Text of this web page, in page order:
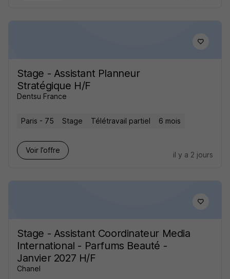
Stage - Assistant Planneur
Stratégique H/F
Dentsu France
Paris - 75 Stage Télétravail partiel 6 mois
Voir l’offre
il y a 2 jours
Stage - Assistant Coordinateur Media
International - Parfums Beauté -
Janvier 2027 H/F
Chanel